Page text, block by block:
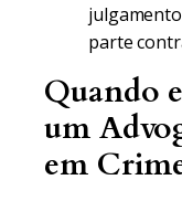
parte
Quando
um
em